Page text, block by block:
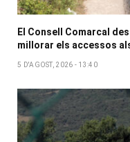
El Consell Comarcal
millorar els accessos
5 D'AGOST, 2026 - 13:40